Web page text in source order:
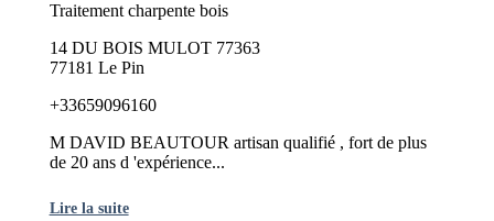
Traitement charpente bois
14 DU BOIS MULOT 77363
77181 Le Pin
+33659096160
M DAVID BEAUTOUR artisan qualifié , fort de plus
de 20 ans d 'expérience...
Lire la suite